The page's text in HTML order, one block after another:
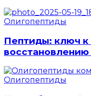
Олигопептиды
Пептиды: ключ
восстановлению
Олигопептиды